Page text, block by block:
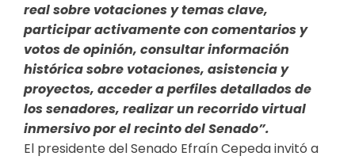
real sobre votaciones y temas clave,
participar activamente con comentarios y
votos de opinión, consultar información
histórica sobre votaciones, asistencia y
proyectos, acceder a perfiles detallados de
los senadores, realizar un recorrido virtual
inmersivo por el recinto del Senado”.
El presidente del Senado Efraín Cepeda invitó a